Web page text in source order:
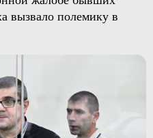
вызвало полемику в